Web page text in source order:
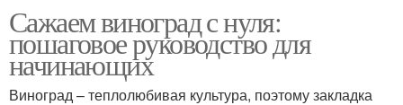
Сажаем виноград с нуля:
пошаговое руководство для
начинающих
Виноград – теплолюбивая культура, поэтому закладка